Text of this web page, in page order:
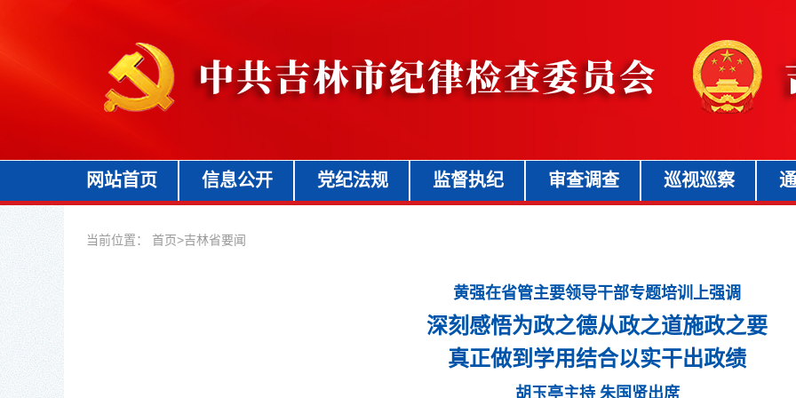
网站首页 信息公开 党纪法规 监督执纪 审查调查 巡视巡察
当前位置： 首页>吉林省要闻
黄强在省管主要领导干部专题培训上强调
深刻感悟为政之德从政之道施政之要
真正做到学用结合以实干出政绩
胡玉亭主持 朱国贤出席